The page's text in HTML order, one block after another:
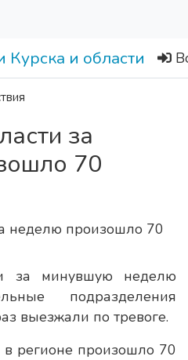
за
70
за минувшую неделю
подразделения
выезжали по тревоге.
регионе произошло 70